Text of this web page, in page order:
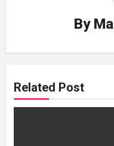
By
Related Post